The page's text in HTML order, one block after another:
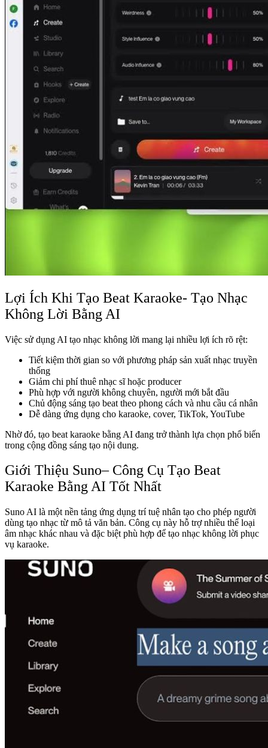
Lợi Ích Khi Tạo Beat Karaoke- Tạo Nhạc
Không Lời Bằng AI
Việc sử dụng AI tạo nhạc không lời mang lại nhiều lợi ích rõ rệt:
Tiết kiệm thời gian so với phương pháp sản xuất nhạc truyền
thống
Giảm chi phí thuê nhạc sĩ hoặc producer
Phù hợp với người không chuyên, người mới bắt đầu
Chủ động sáng tạo beat theo phong cách và nhu cầu cá nhân
Dễ dàng ứng dụng cho karaoke, cover, TikTok, YouTube
Nhờ đó, tạo beat karaoke bằng AI đang trở thành lựa chọn phổ biến
trong cộng đồng sáng tạo nội dung.
Giới Thiệu Suno– Công Cụ Tạo Beat
Karaoke Bằng AI Tốt Nhất
Suno AI là một nền tảng ứng dụng trí tuệ nhân tạo cho phép người
dùng tạo nhạc từ mô tả văn bản. Công cụ này hỗ trợ nhiều thể loại
âm nhạc khác nhau và đặc biệt phù hợp để tạo nhạc không lời phục
vụ karaoke.